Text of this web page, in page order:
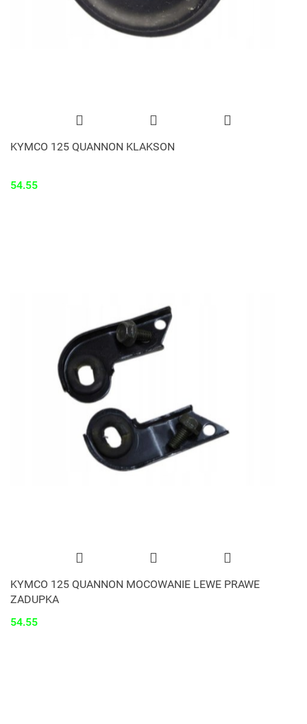
KYMCO 125 QUANNON KLAKSON
54.55
KYMCO 125 QUANNON MOCOWANIE LEWE PRAWE
ZADUPKA
54.55